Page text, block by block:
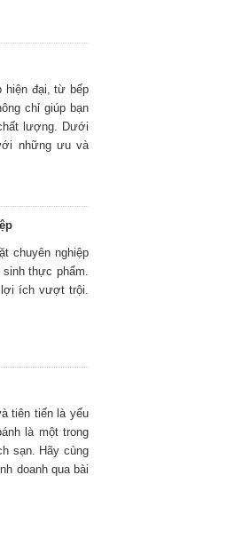
hiện đại, từ bếp
chỉ giúp bạn
lượng. Dưới
những ưu và
chuyên nghiệp
thực phẩm.
lợi ích vượt trội.
tiên tiến là yếu
là một trong
sạn. Hãy cùng
doanh qua bài